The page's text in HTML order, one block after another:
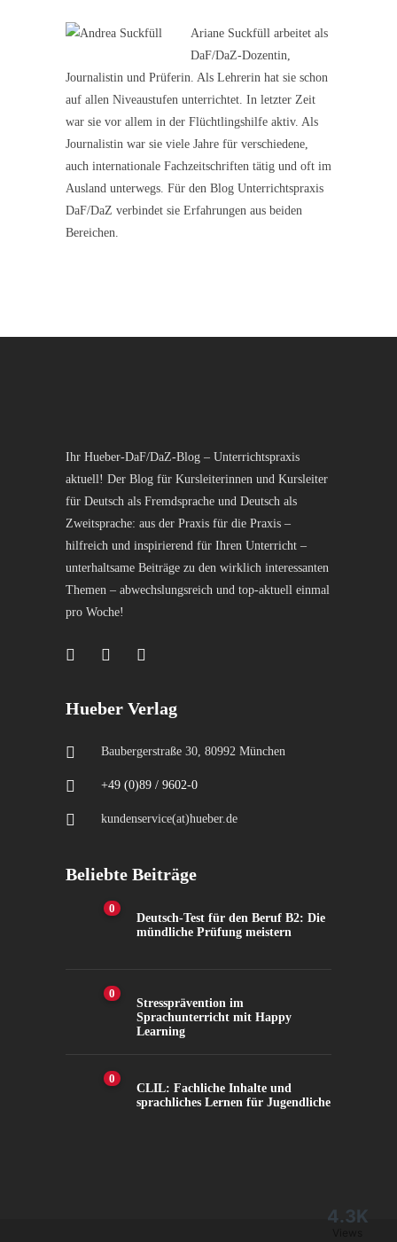
Ariane Suckfüll arbeitet als
DaF/DaZ-Dozentin,
Journalistin und Prüferin. Als Lehrerin hat sie schon
auf allen Niveaustufen unterrichtet. In letzter Zeit
war sie vor allem in der Flüchtlingshilfe aktiv. Als
Journalistin war sie viele Jahre für verschiedene,
auch internationale Fachzeitschriften tätig und oft im
Ausland unterwegs. Für den Blog Unterrichtspraxis
DaF/DaZ verbindet sie Erfahrungen aus beiden
Bereichen.
Ihr Hueber-DaF/DaZ-Blog – Unterrichtspraxis
aktuell! Der Blog für Kursleiterinnen und Kursleiter
für Deutsch als Fremdsprache und Deutsch als
Zweitsprache: aus der Praxis für die Praxis –
hilfreich und inspirierend für Ihren Unterricht –
unterhaltsame Beiträge zu den wirklich interessanten
Themen – abwechslungsreich und top-aktuell einmal
pro Woche!
Hueber Verlag
Baubergerstraße 30, 80992 München
+49 (0)89 / 9602-0
kundenservice(at)hueber.de
Beliebte Beiträge
0
Deutsch-Test für den Beruf B2: Die
mündliche Prüfung meistern
0
Stressprävention im
Sprachunterricht mit Happy
Learning
0
CLIL: Fachliche Inhalte und
sprachliches Lernen für Jugendliche
4.3K